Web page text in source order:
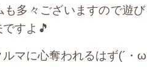
も多々ございますので遊
すよ🎵
マに心奪われるはず(´・